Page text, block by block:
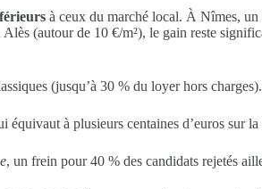
à ceux du marché local. À Nîmes, un
(autour de 10 €/m²), le gain reste
(jusqu’à 30 % du loyer hors charges).
équivaut à plusieurs centaines d’euros sur
, un frein pour 40 % des candidats rejetés